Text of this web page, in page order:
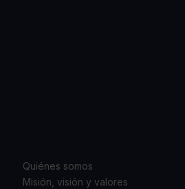
Quiénes somos
Misión, visión y valores